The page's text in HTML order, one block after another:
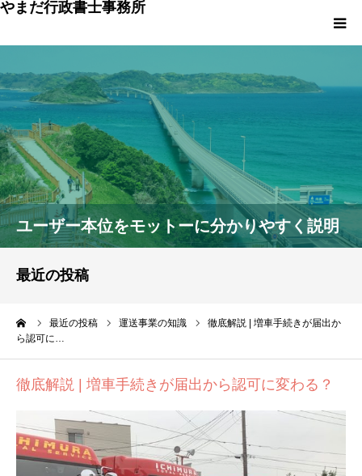
やまだ行政書士事務所
ユーザー本位をモットーに分かりやすく説明
最近の投稿
最近の投稿 運送事業の知識
徹底解説 | 増車手続きが届出か
ら認可に…
徹底解説 | 増車手続きが届出から認可に変わる？
トップページ
事務所について
ご挨拶
料金のご説明
お役立ち情報